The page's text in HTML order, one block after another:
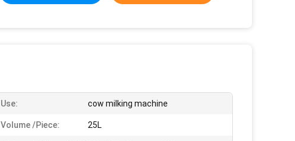
Use: cow milking machine
Volume /piece: 25L